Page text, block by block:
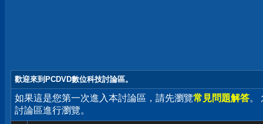
歡迎來到PCDVD數位科技討論區。
如果這是您第一次進入本討論區，請先瀏覽常見問題解答。
討論區進行瀏覽。